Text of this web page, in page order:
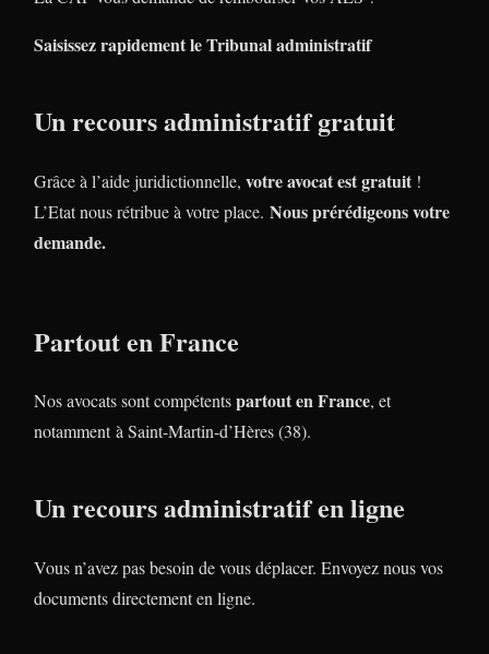
Saisissez rapidement le Tribunal administratif
Un recours administratif gratuit
Grâce à l’aide juridictionnelle, votre avocat est gratuit !
L’Etat nous rétribue à votre place. Nous prérédigeons votre
demande.
Partout en France
Nos avocats sont compétentspartout en France, et
notamment à Saint-Martin-d’Hères (38).
Un recours administratif en ligne
Vous n’avez pas besoin de vous déplacer. Envoyez nous vos
documents directement en ligne.